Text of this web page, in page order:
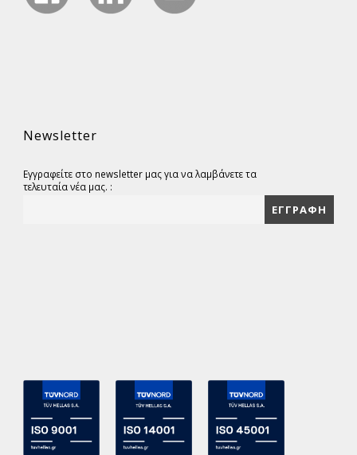
Newsletter
Εγγραφείτε στο newsletter μας για να λαμβάνετε τα
τελευταία νέα μας. :